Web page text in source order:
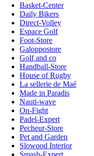
Basket-Center
Daily Bikers
Direct-Volley
Espace Golf
Foot-Store
Galoppostore
Golf and co
Handball-Store
House of Rugby
La sellerie de Maé
Made in Paradis
Nauti-wave
On-Fight
Padel-Expert
Pecheur-Store
Pet and Garden
Slowood Interior
Smash-Expert